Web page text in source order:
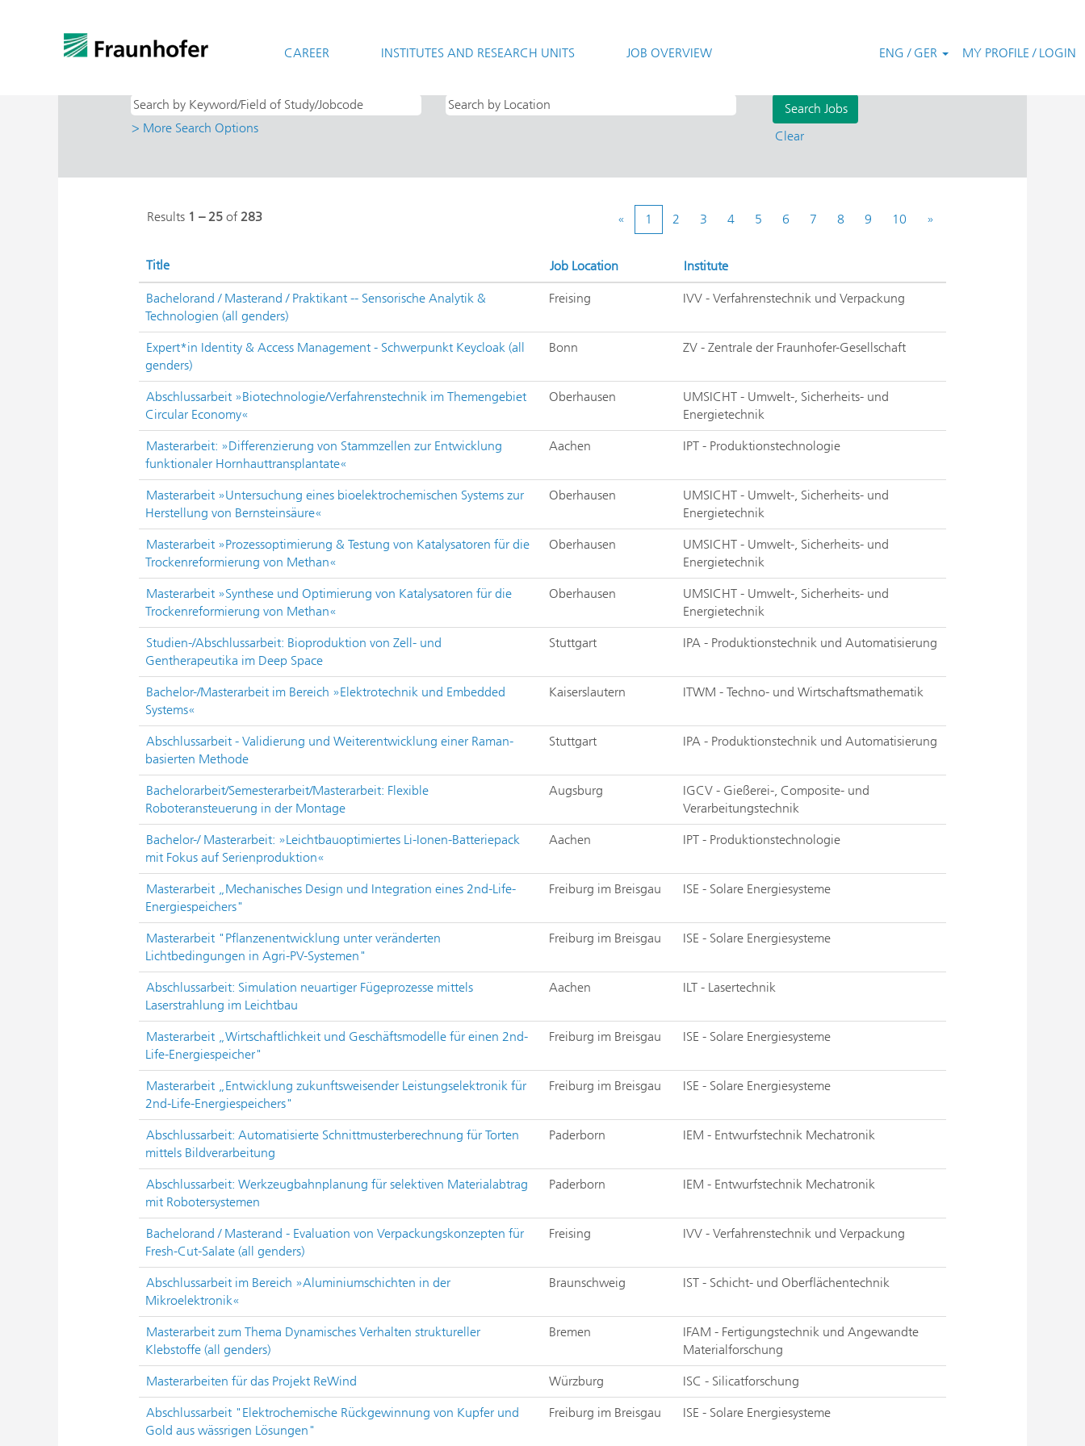
CAREER INSTITUTES AND RESEARCH UNITS JOB OVERVIEW ENG / GER MY PROFILE / LOGIN
Search results for "Bachelor- & Masterarbeiten".
> More Search Options
Clear
Results 1 – 25 of 283 « 1 2 3 4 5 6 7 8 9 10 »
Title Job Location Institute
Bachelorand / Masterand / Praktikant -- Sensorische Analytik &
Technologien (all genders)
Freising IVV - Verfahrenstechnik und Verpackung
Expert*in Identity & Access Management - Schwerpunkt Keycloak (all
genders)
Bonn ZV - Zentrale der Fraunhofer-Gesellschaft
Abschlussarbeit »Biotechnologie/Verfahrenstechnik im Themengebiet
Circular Economy«
Oberhausen
UMSICHT - Umwelt-, Sicherheits- und
Energietechnik
Masterarbeit: »Differenzierung von Stammzellen zur Entwicklung
funktionaler Hornhauttransplantate«
Aachen IPT - Produktionstechnologie
Masterarbeit »Untersuchung eines bioelektrochemischen Systems zur
Herstellung von Bernsteinsäure«
Oberhausen
UMSICHT - Umwelt-, Sicherheits- und
Energietechnik
Masterarbeit »Prozessoptimierung & Testung von Katalysatoren für die
Trockenreformierung von Methan«
Oberhausen
UMSICHT - Umwelt-, Sicherheits- und
Energietechnik
Masterarbeit »Synthese und Optimierung von Katalysatoren für die
Trockenreformierung von Methan«
Oberhausen
UMSICHT - Umwelt-, Sicherheits- und
Energietechnik
Studien-/Abschlussarbeit: Bioproduktion von Zell- und
Gentherapeutika im Deep Space
Stuttgart IPA - Produktionstechnik und Automatisierung
Bachelor-/Masterarbeit im Bereich »Elektrotechnik und Embedded
Systems«
Kaiserslautern ITWM - Techno- und Wirtschaftsmathematik
Abschlussarbeit - Validierung und Weiterentwicklung einer Raman-
basierten Methode
Stuttgart IPA - Produktionstechnik und Automatisierung
Bachelorarbeit/Semesterarbeit/Masterarbeit: Flexible
Roboteransteuerung in der Montage
Augsburg
IGCV - Gießerei-, Composite- und
Verarbeitungstechnik
Bachelor-/ Masterarbeit: »Leichtbauoptimiertes Li-Ionen-Batteriepack
mit Fokus auf Serienproduktion«
Aachen IPT - Produktionstechnologie
Masterarbeit „Mechanisches Design und Integration eines 2nd-Life-
Energiespeichers"
Freiburg im Breisgau ISE - Solare Energiesysteme
Masterarbeit "Pflanzenentwicklung unter veränderten
Lichtbedingungen in Agri-PV-Systemen"
Freiburg im Breisgau ISE - Solare Energiesysteme
Abschlussarbeit: Simulation neuartiger Fügeprozesse mittels
Laserstrahlung im Leichtbau
Aachen ILT - Lasertechnik
Masterarbeit „Wirtschaftlichkeit und Geschäftsmodelle für einen 2nd-
Life-Energiespeicher"
Freiburg im Breisgau ISE - Solare Energiesysteme
Masterarbeit „Entwicklung zukunftsweisender Leistungselektronik für
2nd-Life-Energiespeichers"
Freiburg im Breisgau ISE - Solare Energiesysteme
Abschlussarbeit: Automatisierte Schnittmusterberechnung für Torten
mittels Bildverarbeitung
Paderborn IEM - Entwurfstechnik Mechatronik
Abschlussarbeit: Werkzeugbahnplanung für selektiven Materialabtrag
mit Robotersystemen
Paderborn IEM - Entwurfstechnik Mechatronik
Bachelorand / Masterand - Evaluation von Verpackungskonzepten für
Fresh-Cut-Salate (all genders)
Freising IVV - Verfahrenstechnik und Verpackung
Abschlussarbeit im Bereich »Aluminiumschichten in der
Mikroelektronik«
Braunschweig IST - Schicht- und Oberflächentechnik
Masterarbeit zum Thema Dynamisches Verhalten struktureller
Klebstoffe (all genders)
Bremen
IFAM - Fertigungstechnik und Angewandte
Materialforschung
Masterarbeiten für das Projekt ReWind Würzburg ISC - Silicatforschung
Abschlussarbeit "Elektrochemische Rückgewinnung von Kupfer und
Gold aus wässrigen Lösungen"
Freiburg im Breisgau ISE - Solare Energiesysteme